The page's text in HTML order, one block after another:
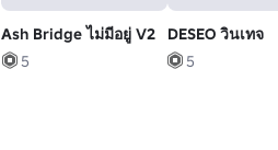
Ash Bridge ไม่มีอยู่ V2
5
DESEO วินเทจ
5